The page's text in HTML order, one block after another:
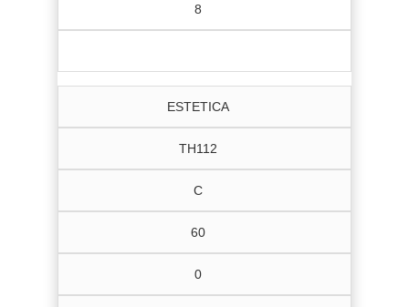
8
ESTETICA
TH112
C
60
0